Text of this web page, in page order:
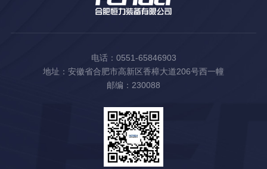
电话：0551-65846903
地址：安徽省合肥市高新区香樟大道206号西一幢
邮编：230088